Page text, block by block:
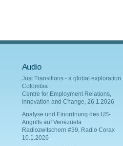
Audio
Just Transitions - a global exploration:
Colombia
Centre for Employment Relations,
Innovation and Change, 26.1.2026
Analyse und Einordnung des US-
Angriffs auf Venezuela
Radiozwitschern #39, Radio Corax
10.1.2026